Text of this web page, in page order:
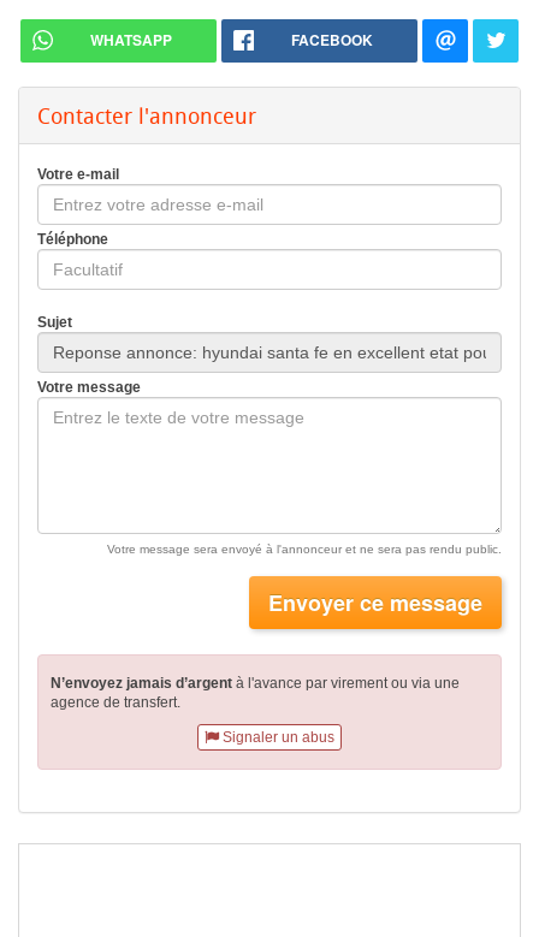
WHATSAPP FACEBOOK
Contacter l'annonceur
Votre e-mail
Téléphone
Sujet
Votre message
Votre message sera envoyé à l'annonceur et ne sera pas rendu public.
Envoyer ce message
N’envoyez jamais d’argent à l'avance par virementou via une
agence de transfert.
Signaler un abus